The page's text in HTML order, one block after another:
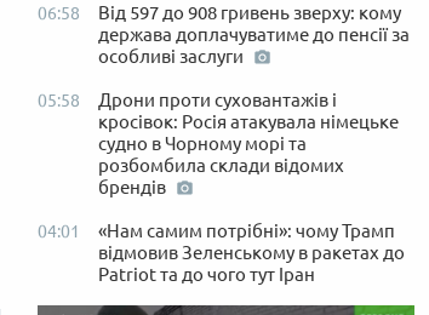
06:58
Від 597 до 908 гривень зверху: кому
держава доплачуватиме до пенсії за
особливі заслуги
05:58
Дрони проти суховантажів і
кросівок: Росія атакувала німецьке
судно в Чорному морі та
розбомбила склади відомих
брендів
04:01
«Нам самим потрібні»: чому Трамп
відмовив Зеленському в ракетах до
Patriot та до чого тут Іран